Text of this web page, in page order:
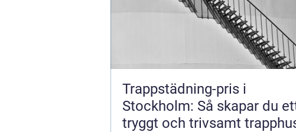
Trappstädning-pris i
Stockholm: Så skapar du
tryggt och trivsamt